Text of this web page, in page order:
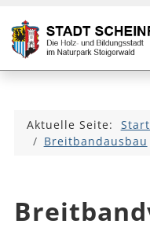
Aktuelle Seite:
Breitbandausbau